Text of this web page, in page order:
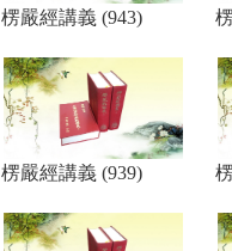
楞嚴經講義 (943)
楞嚴經講義 (939)